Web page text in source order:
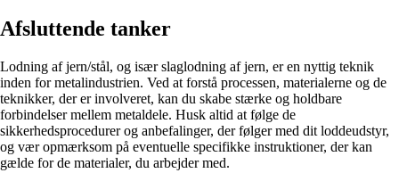
Afsluttende tanker
Lodning af jern/stål, og især slaglodning af jern, er en nyttig teknik
inden for metalindustrien. Ved at forstå processen, materialerne og de
teknikker, der er involveret, kan du skabe stærke og holdbare
forbindelser mellem metaldele. Husk altid at følge de
sikkerhedsprocedurer og anbefalinger, der følger med dit loddeudstyr,
og vær opmærksom på eventuelle specifikke instruktioner, der kan
gælde for de materialer, du arbejder med.